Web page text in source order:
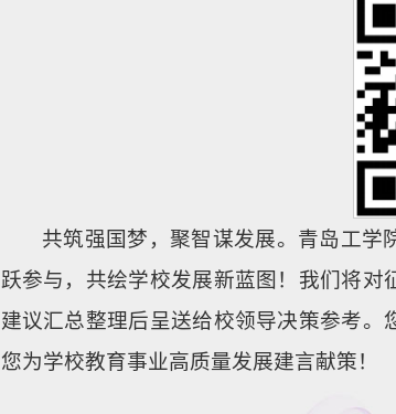
共筑强国梦，聚智谋发展。青岛工学
跃参与，共绘学校发展新蓝图！我们将
建议汇总整理后呈送给校领导决策参考
您为学校教育事业高质量发展建言献策！